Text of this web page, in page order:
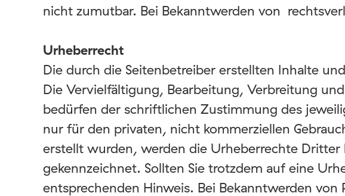
nicht zumutbar. Bei Bekanntwerden von
Urheberrecht
Die durch die Seitenbetreiber erstellten Inhalte
Die Vervielfältigung, Bearbeitung, Verbreitung
bedürfen der schriftlichen Zustimmung des
nur für den privaten, nicht kommerziellen
erstellt wurden, werden die Urheberrechte
gekennzeichnet. Sollten Sie trotzdem auf eine
entsprechenden Hinweis. Bei Bekanntwerden